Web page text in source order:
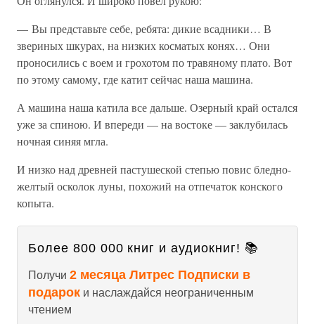
— Вы представьте себе, ребята: дикие всадники… В
звериных шкурах, на низких косматых конях… Они
проносились с воем и грохотом по травяному плато. Вот
по этому самому, где катит сейчас наша машина.
А машина наша катила все дальше. Озерный край остался
уже за спиною. И впереди — на востоке — заклубилась
ночная синяя мгла.
И низко над древней пастушеской степью повис бледно-
желтый осколок луны, похожий на отпечаток конского
копыта.
Более 800 000 книг и аудиокниг! 📚
Получи 2 месяца Литрес Подписки в
подарок и наслаждайся неограниченным
чтением